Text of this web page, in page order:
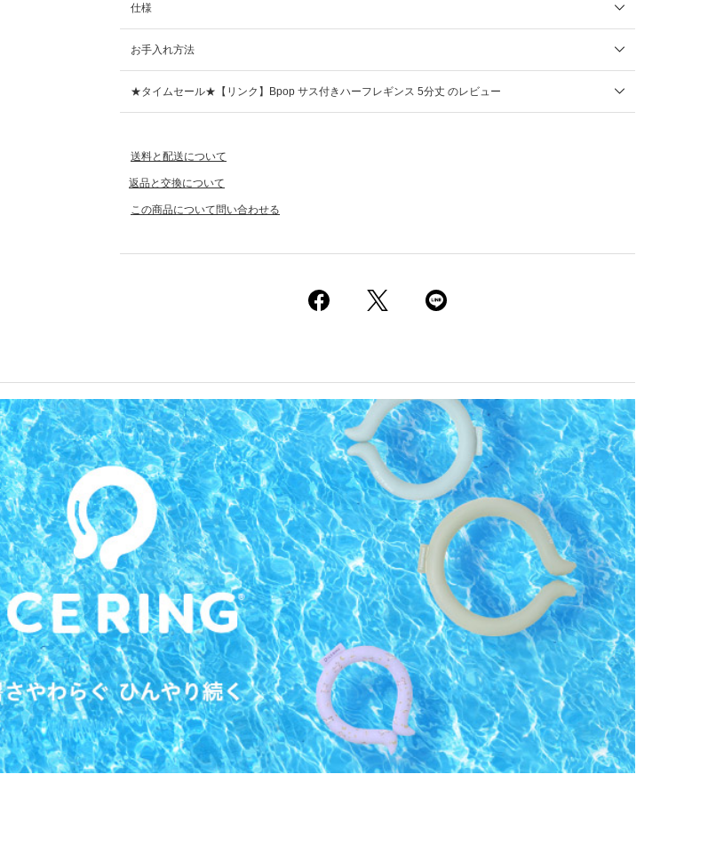
仕様
お手入れ方法
★タイムセール★【リンク】Bpop サス付きハーフレギンス 5分丈 のレビュー
送料と配送について
返品と交換について
この商品について問い合わせる